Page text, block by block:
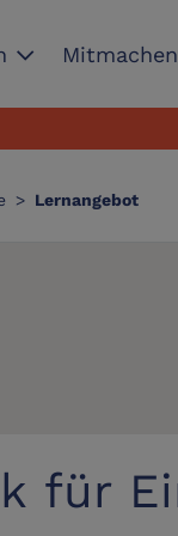
expand_more Mitmachen
> Lernangebot
für